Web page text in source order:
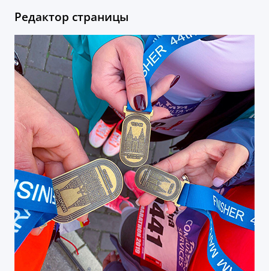
Редактор страницы